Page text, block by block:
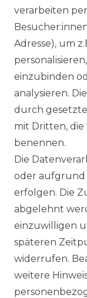
VORTEILE
☛
☞
☛
☞ Mehr
verarbeiten
Adresse), um
einzubinden
analysieren.
durch gesetzte
mit Dritten,
benennen.
Die
oder aufgrund
erfolgen. Die
abgelehnt
einzuwilligen
späteren
widerrufen.
weitere